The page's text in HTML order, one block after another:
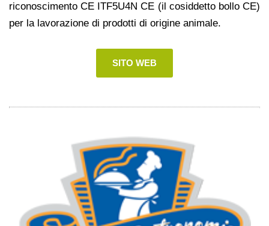
riconoscimento CE ITF5U4N CE (il cosiddetto bollo CE)
per la lavorazione di prodotti di origine animale.
SITO WEB